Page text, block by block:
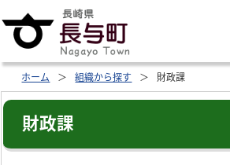
ホーム 組織から探す 財政課
財政課